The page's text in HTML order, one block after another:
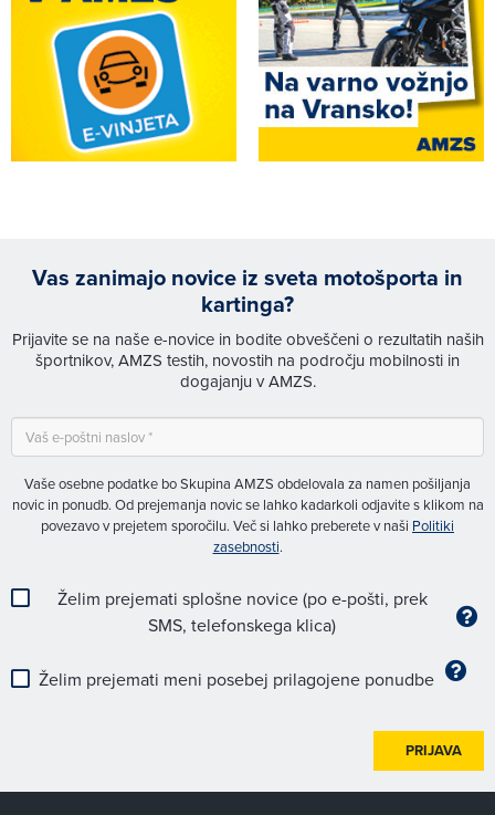
Vas zanimajo novice iz sveta motošporta in
kartinga?
Prijavite se na naše e-novice in bodite obveščeni o rezultatih naših
športnikov, AMZS testih, novostih na področju mobilnosti in
dogajanju v AMZS.
Vaše osebne podatke bo Skupina AMZS obdelovala za namen pošiljanja
novic in ponudb. Od prejemanja novic se lahko kadarkoli odjavite s klikom na
povezavo v prejetem sporočilu. Več si lahko preberete v naši Politiki
zasebnosti.
Želim prejemati splošne novice (po e-pošti, prek
SMS, telefonskega klica)
Želim prejemati meni posebej prilagojene ponudbe
PRIJAVA